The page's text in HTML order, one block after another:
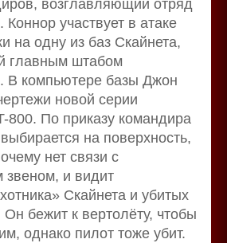
возглавляющий отряд
участвует в атаке
на одну из баз Скайнета,
главным штабом
В компьютере базы Джон
новой серии
800. По приказу командира
на поверхность,
нет связи с
и видит
Скайнета и убитых
бежит к вертолёту, чтобы
однако пилот тоже убит.